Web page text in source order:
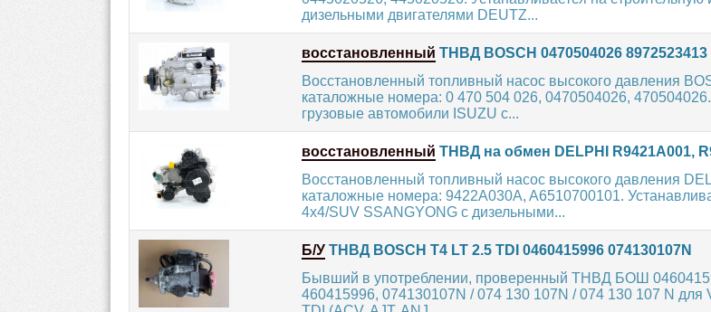
дизельными двигателями DEUTZ...
восстановленный ТНВД BOSCH 0470504026 8972523413
Восстановленный топливный насос высокого давления
каталожные номера: 0 470 504 026, 0470504026,
грузовые автомобили ISUZU с...
восстановленный ТНВД на обмен DELPHI R9421A001,
Восстановленный топливный насос высокого давления
каталожные номера: 9422A030A, A6510700101.
4x4/SUV SSANGYONG с дизельными...
Б/У ТНВД BOSCH T4 LT 2.5 TDI 0460415996 074130107N
Бывший в употреблении, проверенный ТНВД БОШ
460415996, 074130107N / 074 130 107N / 074 130 107 N для